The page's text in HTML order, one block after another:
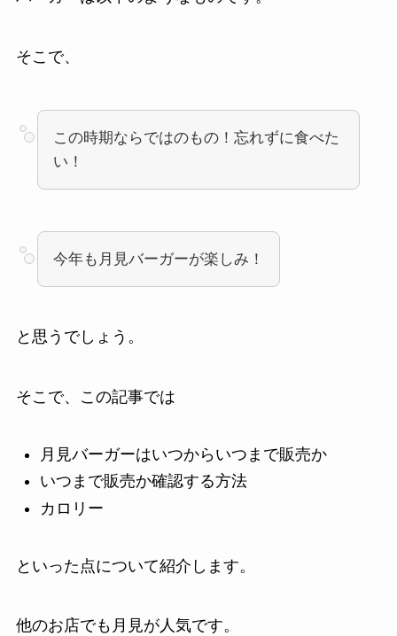
そこで、
この時期ならではのもの！忘れずに食べた
い！
今年も月見バーガーが楽しみ！
と思うでしょう。
そこで、この記事では
月見バーガーはいつからいつまで販売か
いつまで販売か確認する方法
カロリー
といった点について紹介します。
他のお店でも月見が人気です。